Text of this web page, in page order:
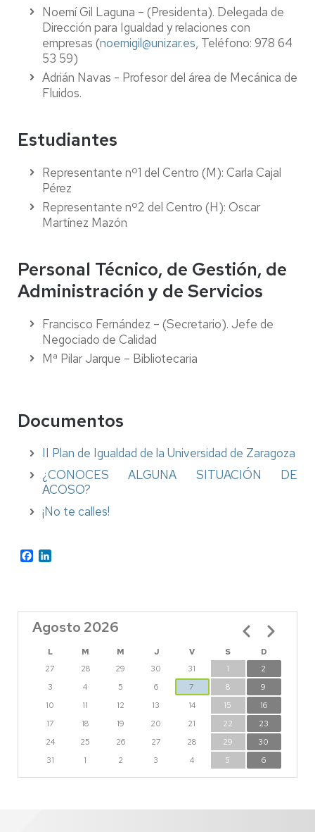
Noemí Gil Laguna – (Presidenta). Delegada de
Dirección para Igualdad y relaciones con
empresas (noemigil@unizar.es, Teléfono: 978 64
53 59)
Adrián Navas - Profesor del área de Mecánica de
Fluidos.
Estudiantes
Representante nº1 del Centro (M): Carla Cajal
Pérez
Representante nº2 del Centro (H): Oscar
Martínez Mazón
Personal Técnico, de Gestión, de
Administración y de Servicios
Francisco Fernández – (Secretario). Jefe de
Negociado de Calidad
Mª Pilar Jarque – Bibliotecaria
Documentos
II Plan de Igualdad de la Universidad de Zaragoza
¿CONOCES ALGUNA SITUACIÓN DE
ACOSO?
¡No te calles!
Facebook
Agosto 2026
L M M J V S
D
27
28 29 30 31 1
2
3
4 5 6 7 8
9
10
11 12 13 14 15
16
17
18 19 20 21 22
23
24
25 26 27 28 29
30
31
1 2 3 4 5 6
Paginación